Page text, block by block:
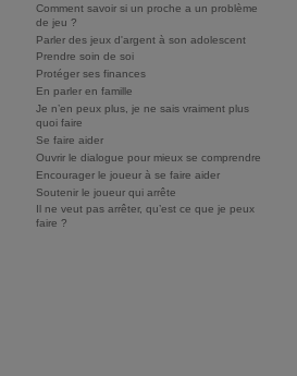
Comment savoir si un proche a un problème
de jeu ?
Parler des jeux d'argent à son adolescent
Prendre soin de soi
Protéger ses finances
En parler en famille
Je n’en peux plus, je ne sais vraiment plus
quoi faire
Se faire aider
Ouvrir le dialogue pour mieux se comprendre
Encourager le joueur à se faire aider
Soutenir le joueur qui arrête
Il ne veut pas arrêter, qu’est ce que je peux
faire ?